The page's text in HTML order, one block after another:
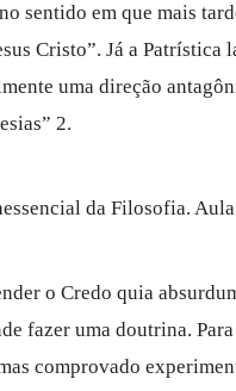
sentido em que mais
Cristo”. Já a
uma direção
2.
da Filosofia.
o Credo quia
fazer uma doutrina.
comprovado